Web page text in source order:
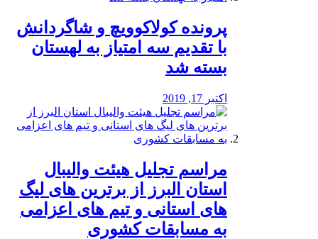
پرونده کولاکوویچ و شاگردانش
با تقدیم سه امتیاز به لهستان
بسته شد
اکتبر 17, 2019
مراسم تجلیل هیئت والیبال
استان البرز از برترین های لیگ
های استانی و تیم های اعزامی
به مسابقات کشوری